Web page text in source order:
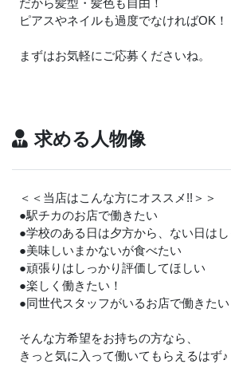
ピアスやネイルも過度でなければOK！
まずはお気軽にご応募くださいね。
求める人物像
＜＜当店はこんな方にオススメ!!＞＞
●駅チカのお店で働きたい
●学校のある日は夕方から、ない日は
●美味しいまかないが食べたい
●頑張りはしっかり評価してほしい
●楽しく働きたい！
●同世代スタッフがいるお店で働きたい
そんな方希望をお持ちの方なら、
きっと気に入って働いてもらえるはず♪